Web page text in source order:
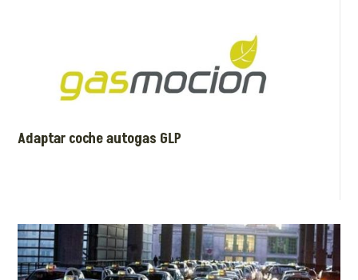
Adaptar coche autogas GLP